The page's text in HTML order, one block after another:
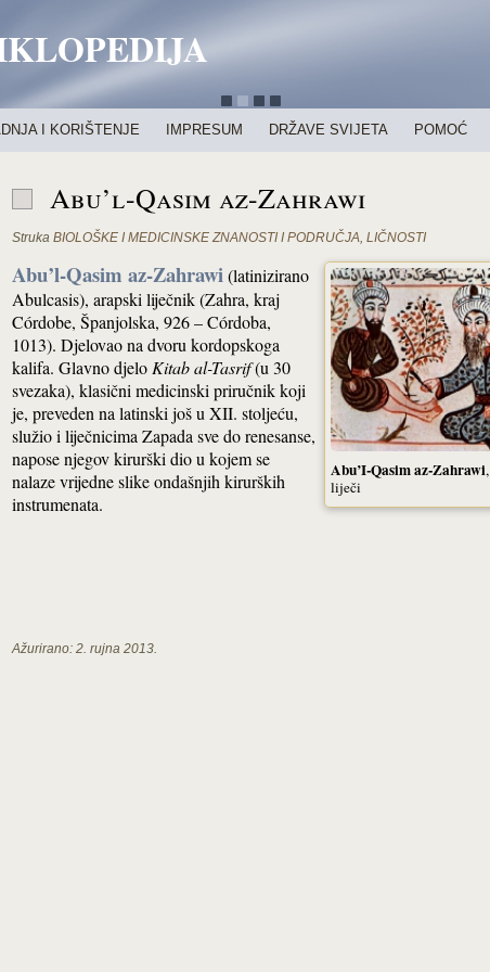
I KORIŠTENJE IMPRESUM DRŽAVE SVIJETA POMOĆ
Abu’l-Qasim az-Zahrawi
Struka BIOLOŠKE I MEDICINSKE ZNANOSTI I PODRUČJA, LIČNOSTI
Abu’I-Qasim az-Zahrawi,
liječi
Abu’l-Qasim az-Zahrawi(latinizirano
Abulcasis), arapski liječnik (Zahra, kraj
Córdobe, Španjolska, 926 – Córdoba,
1013). Djelovao na dvoru kordopskoga
kalifa. Glavno djelo Kitab al-Tasrif(u 30
svezaka), klasični medicinski priručnik koji
je, preveden na latinski još u XII. stoljeću,
služio i liječnicima Zapada sve do renesanse,
napose njegov kirurški dio u kojem se
nalaze vrijedne slike ondašnjih kirurških
instrumenata.
Ažurirano: 2. rujna 2013.